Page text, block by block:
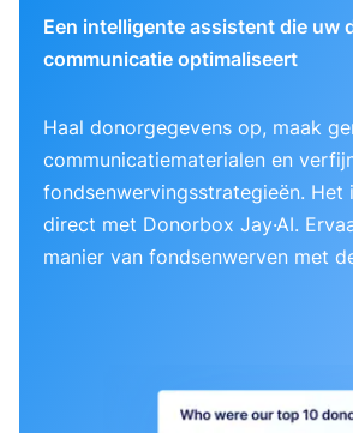
Een intelligente assistent die uw
communicatie optimaliseert
Haal donorgegevens op, maak
communicatiematerialen en
fondsenwervingsstrategieën. Het
direct met Donorbox Jay·AI.
manier van fondsenwerven met